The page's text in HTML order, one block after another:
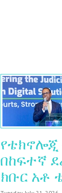
በከፍተኛ
ክቡር አቶ